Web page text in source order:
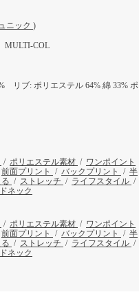
ニック )
MULTI-COL
リブ: ポリエステル 64% 綿 33% ポ
/ ポリエステル素材 / ワンポイント
前面プリント / バックプリント / 半
/ ストレッチ / ライフスタイル /
ネック
/ ポリエステル素材 / ワンポイント
前面プリント / バックプリント / 半
/ ストレッチ / ライフスタイル /
ネック